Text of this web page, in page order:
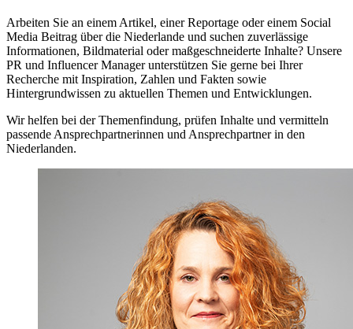
Arbeiten Sie an einem Artikel, einer Reportage oder einem Social
Media Beitrag über die Niederlande und suchen zuverlässige
Informationen, Bildmaterial oder maßgeschneiderte Inhalte? Unsere
PR und Influencer Manager unterstützen Sie gerne bei Ihrer
Recherche mit Inspiration, Zahlen und Fakten sowie
Hintergrundwissen zu aktuellen Themen und Entwicklungen.
Wir helfen bei der Themenfindung, prüfen Inhalte und vermitteln
passende Ansprechpartnerinnen und Ansprechpartner in den
Niederlanden.